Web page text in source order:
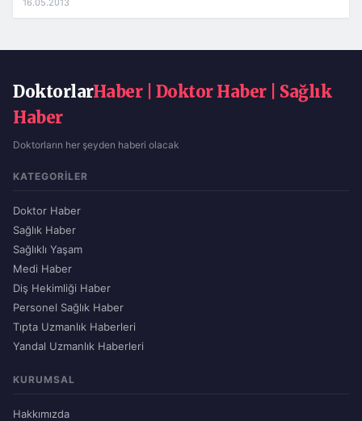
DoktorlarHaber | Doktor Haber | Sağlık
Haber
Doktorların her şeyden haberi olacak
KATEGORILER
Doktor Haber
Sağlık Haber
Sağlıklı Yaşam
Medi Haber
Diş Hekimliği Haber
Personel Sağlık Haber
Tıpta Uzmanlık Haberleri
Yandal Uzmanlık Haberleri
KURUMSAL
Hakkımızda